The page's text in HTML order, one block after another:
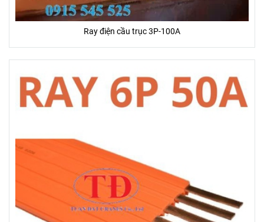
Ray điện cầu trục 3P-100A